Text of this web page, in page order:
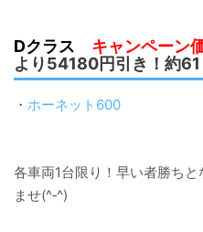
Dクラス キャンペー
より54180円引き！約61
・ ホーネット600
各車両1台限り！早い者勝ち
ませ(^‐^)